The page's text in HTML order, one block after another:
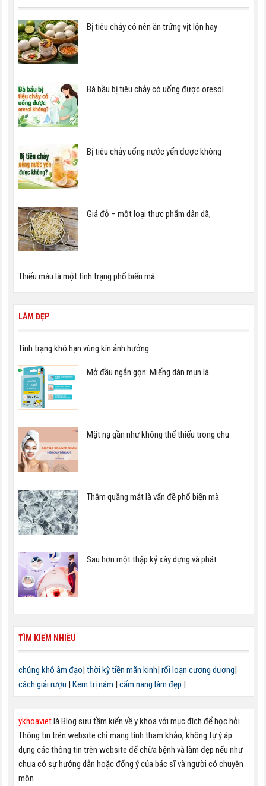
Bị tiêu chảy có nên ăn trứng vịt lộn hay
Bà bầu bị tiêu chảy có uống được oresol
Bị tiêu chảy uống nước yến được không
Giá đỗ – một loại thực phẩm dân dã,
Thiếu máu là một tình trạng phổ biến mà
LÀM ĐẸP
Tình trạng khô hạn vùng kín ảnh hưởng
Mở đầu ngắn gọn: Miếng dán mụn là
Mặt nạ gần như không thể thiếu trong chu
Thâm quầng mắt là vấn đề phổ biến mà
Sau hơn một thập kỷ xây dựng và phát
TÌM KIẾM NHIỀU
chứng khô âm đạo| thời kỳ tiền mãn kinh| rối loạn cương dương|
cách giải rượu | Kem trị nám | cẩm nang làm đẹp |
ykhoavietlà Blog sưu tầm kiến về y khoa với mục đích để học hỏi.
Thông tin trên website chỉ mang tính tham khảo, không tự ý áp
dụng các thông tin trên website để chữa bệnh và làm đẹp nếu như
chưa có sự hướng dẫn hoặc đống ý của bác sĩ và người có chuyên
môn.